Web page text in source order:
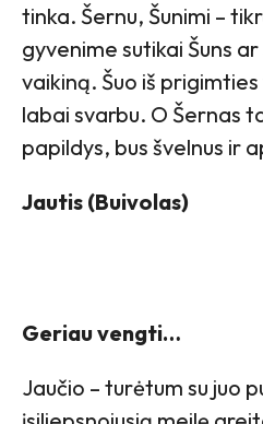
tinka. Šernu, Šunimi –
gyvenime sutikai Šuns
vaikiną. Šuo iš
labai svarbu. O Šernas
papildys, bus švelnus ir
Jautis (Buivolas)
Geriau vengti…
Jaučio – turėtum su juo